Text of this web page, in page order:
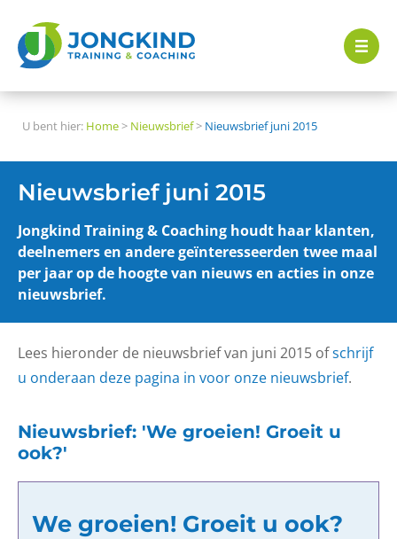
U bent hier: Home> Nieuwsbrief> Nieuwsbrief juni 2015
Nieuwsbrief juni 2015
Jongkind Training & Coaching houdt haar klanten,
deelnemers en andere geïnteresseerden twee maal
per jaar op de hoogte van nieuws en acties in onze
nieuwsbrief.
Lees hieronder de nieuwsbrief van juni 2015 ofschrijf
u onderaan deze pagina in voor onze nieuwsbrief.
Nieuwsbrief: 'We groeien! Groeit u
ook?'
We groeien! Groeit u ook?